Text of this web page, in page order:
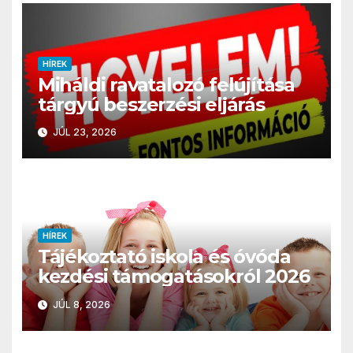
HÍREK
Miháldi ravatalozó felújítása
tárgyú beszerzési eljárás
JÚL 23, 2026
HÍREK
Tájékoztató iskola és óvóda
kezdési támogatásokról 2026
JÚL 8, 2026